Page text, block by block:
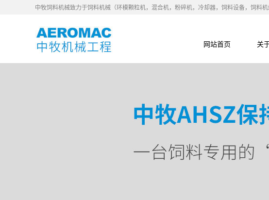
中牧饲料机械致力于饲料机械（环模颗粒机，混合机，粉碎机，冷却器，饲料设备，饲料
网站首页 关